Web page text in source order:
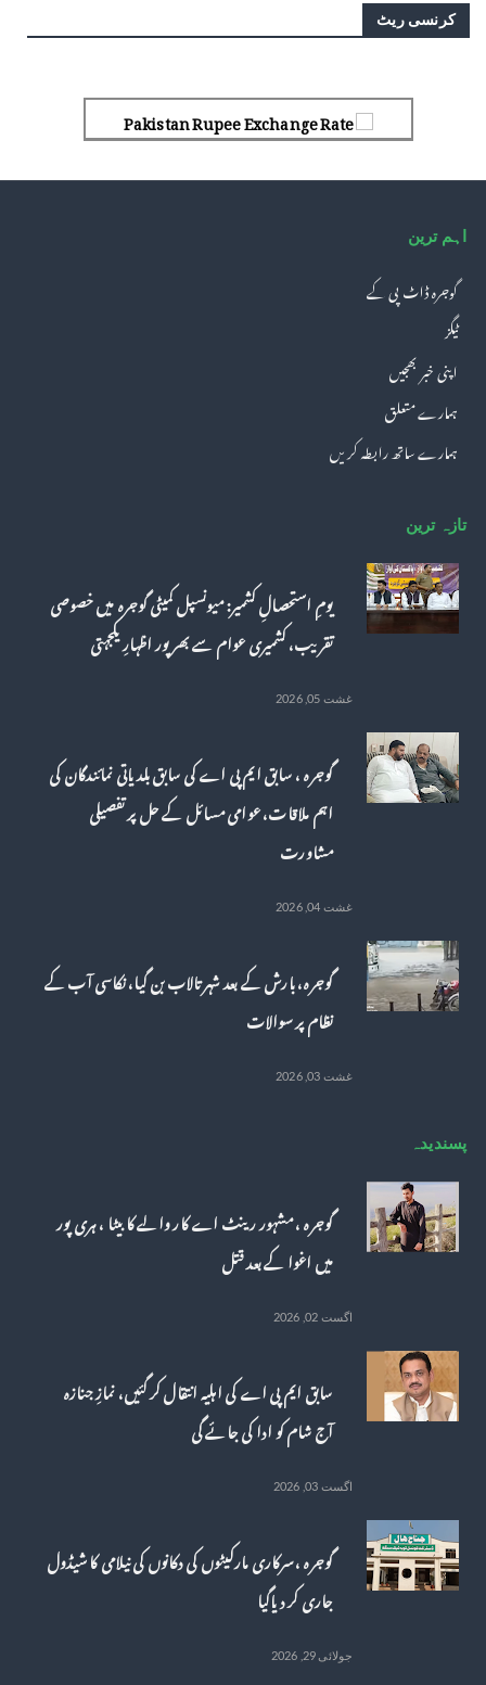
کرنسی ریٹ
Pakistan Rupee Exchange Rate
اہم ترین
گوجرہ ڈاٹ پی کے
ٹیگز
اپنی خبر بھجیں
ہمارے متعلق
ہمارے ساتھ رابطہ کریں
تازہ ترین
یومِ استحصالِ کشمیر: میونسپل کمیٹی گوجرہ میں خصوصی
تقریب، کشمیری عوام سے بھرپور اظہارِ یکجہتی
غشت 05, 2026
گوجرہ ، سابق ایم پی اے کی سابق بلدیاتی نمائندگان کی
اہم ملاقات، عوامی مسائل کے حل پر تفصیلی
مشاورت
غشت 04, 2026
گوجرہ، بارش کے بعد شہر تالاب بن گیا، نکاسی آب کے
نظام پر سوالات
غشت 03, 2026
پسندیدہ
گوجرہ ، مشہور رینٹ اے کار والے کا بیٹا ، ہری پور
میں اغوا کے بعد قتل
اگست 02, 2026
سابق ایم پی اے کی اہلیہ انتقال کر گئیں، نمازِ جنازہ
آج شام کو ادا کی جائے گی
اگست 03, 2026
گوجرہ ، سرکاری مارکیٹوں کی دکانوں کی نیلامی کا شیڈول
جاری کر دیاگیا
جولائی 29, 2026